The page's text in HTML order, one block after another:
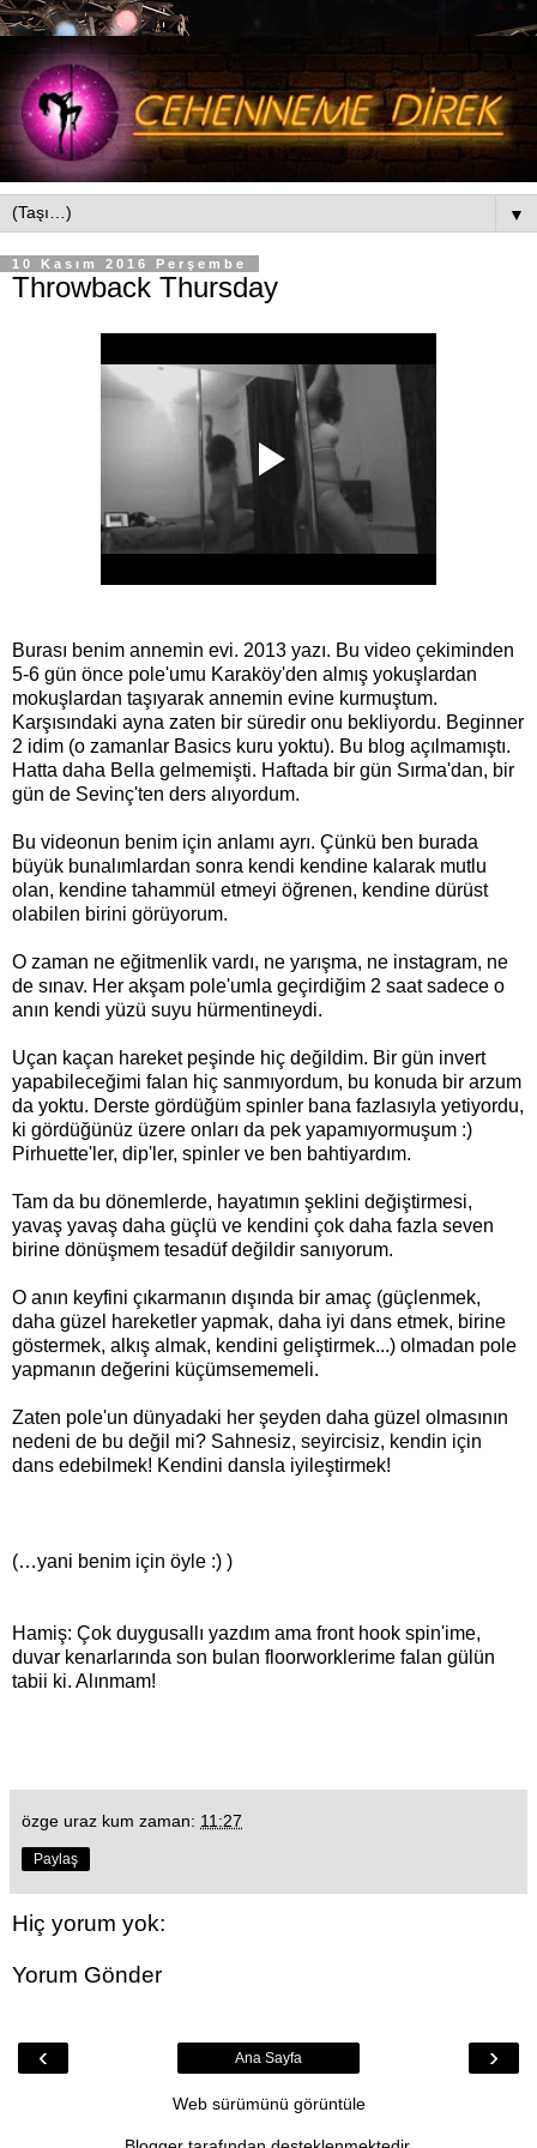
▼
10 Kasım 2016 Perşembe
Throwback Thursday
Burası benim annemin evi. 2013 yazı. Bu video çekiminden
5-6 gün önce pole'umu Karaköy'den almış yokuşlardan
mokuşlardan taşıyarak annemin evine kurmuştum.
Karşısındaki ayna zaten bir süredir onu bekliyordu. Beginner
2 idim (o zamanlar Basics kuru yoktu). Bu blog açılmamıştı.
Hatta daha Bella gelmemişti. Haftada bir gün Sırma'dan, bir
gün de Sevinç'ten ders alıyordum.
Bu videonun benim için anlamı ayrı. Çünkü ben burada
büyük bunalımlardan sonra kendi kendine kalarak mutlu
olan, kendine tahammül etmeyi öğrenen, kendine dürüst
olabilen birini görüyorum.
O zaman ne eğitmenlik vardı, ne yarışma, ne instagram, ne
de sınav. Her akşam pole'umla geçirdiğim 2 saat sadece o
anın kendi yüzü suyu hürmentineydi.
Uçan kaçan hareket peşinde hiç değildim. Bir gün invert
yapabileceğimi falan hiç sanmıyordum, bu konuda bir arzum
da yoktu. Derste gördüğüm spinler bana fazlasıyla yetiyordu,
ki gördüğünüz üzere onları da pek yapamıyormuşum :)
Pirhuette'ler, dip'ler, spinler ve ben bahtiyardım.
Tam da bu dönemlerde, hayatımın şeklini değiştirmesi,
yavaş yavaş daha güçlü ve kendini çok daha fazla seven
birine dönüşmem tesadüf değildir sanıyorum.
O anın keyfini çıkarmanın dışında bir amaç (güçlenmek,
daha güzel hareketler yapmak, daha iyi dans etmek, birine
göstermek, alkış almak, kendini geliştirmek...) olmadan pole
yapmanın değerini küçümsememeli.
Zaten pole'un dünyadaki her şeyden daha güzel olmasının
nedeni de bu değil mi? Sahnesiz, seyircisiz, kendin için
dans edebilmek! Kendini dansla iyileştirmek!
(…yani benim için öyle :) )
Hamiş: Çok duygusallı yazdım ama front hook spin'ime,
duvar kenarlarında son bulan floorworklerime falan gülün
tabii ki. Alınmam!
özge uraz kum zaman: 11:27
Paylaş
Hiç yorum yok:
Yorum Gönder
‹ ›
Ana Sayfa
Web sürümünü görüntüle